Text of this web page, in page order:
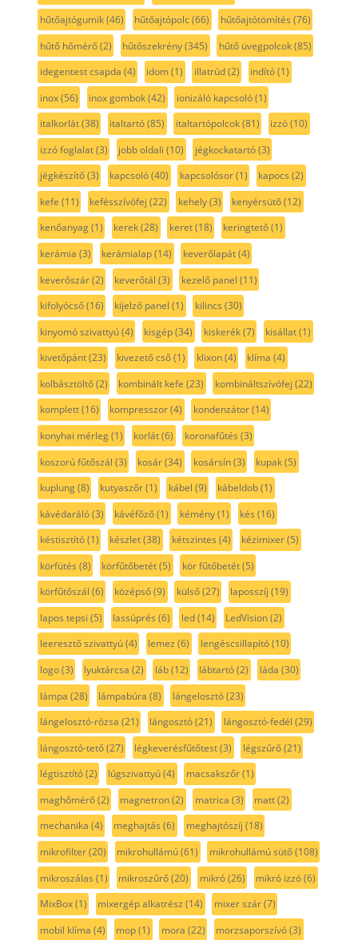
hűtőajtógumik(46) hűtőajtópolc(66) hűtőajtótömítés (76)
hűtő hőmérő(2) hűtőszekrény(345) hűtő üvegpolcok(85)
idegentest csapda (4) idom(1) illatrúd(2) indító(1)
inox(56) inox gombok(42) ionizáló kapcsoló(1)
italkorlát(38) italtartó(85) italtartópolcok(81) izzó(10)
izzó foglalat(3) jobb oldali (10) jégkockatartó(3)
jégkészítő(3) kapcsoló(40) kapcsolósor(1) kapocs (2)
kefe (11) kefésszívófej (22) kehely(3) kenyérsütő(12)
kenőanyag(1) kerek(28) keret(18) keringtető(1)
kerámia (3) kerámialap(14) keverőlapát(4)
keverőszár(2) keverőtál (3) kezelő panel (11)
kifolyócső(16) kijelző panel (1) kilincs (30)
kinyomó szivattyú(4) kisgép(34) kiskerék(7) kisállat(1)
kivetőpánt(23) kivezető cső(1) klixon(4) klíma (4)
kolbásztöltő(2) kombinált kefe (23) kombináltszívófej (22)
komplett(16) kompresszor(4) kondenzátor(14)
konyhai mérleg(1) korlát(6) koronafűtés (3)
koszorú fűtőszál (3) kosár(34) kosársín(3) kupak(5)
kuplung(8) kutyaszőr(1) kábel (9) kábeldob(1)
kávédaráló(3) kávéfőző(1) kémény(1) kés (16)
késtisztító(1) készlet(38) kétszintes (4) kézimixer(5)
körfütés (8) körfűtőbetét(5) kör fűtőbetét(5)
körfűtőszál (6) középső(9) külső(27) laposszíj (19)
lapos tepsi (5) lassúprés (6) led(14) LedVision(2)
leeresztő szivattyú(4) lemez (6) lengéscsillapító(10)
logo(3) lyuktárcsa (2) láb(12) lábtartó(2) láda (30)
lámpa (28) lámpabúra (8) lángelosztó(23)
lángelosztó-rózsa (21) lángosztó(21) lángosztó-fedél (29)
lángosztó-tető(27) légkeverésfűtőtest(3) légszűrő(21)
légtisztító(2) lúgszivattyú(4) macsakszőr(1)
maghőmérő(2) magnetron(2) matrica (3) matt(2)
mechanika (4) meghajtás (6) meghajtószíj (18)
mikrofilter(20) mikrohullámú(61) mikrohullámú sütő(108)
mikroszálas (1) mikroszűrő(20) mikró(26) mikró izzó(6)
MixBox(1) mixergép alkatrész (14) mixer szár(7)
mobil klíma (4) mop(1) mora (22) morzsaporszívó(3)